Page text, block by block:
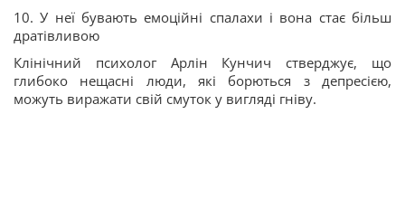
10. У неї бувають емоційні спалахи і вона стає більш
дратівливою
Клінічний психолог Арлін Кунчич стверджує, що
глибоко нещасні люди, які борються з депресією,
можуть виражати свій смуток у вигляді гніву.